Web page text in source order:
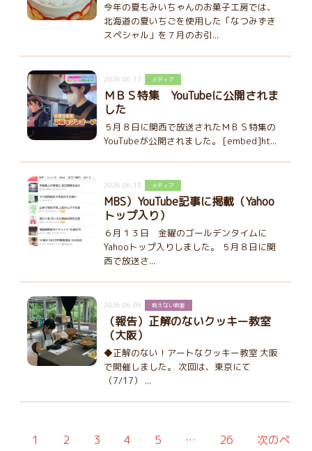
今年の夏もみいちゃんのお菓子工房では、
北海道の夏いちごを使用した「なつみずき
スペシャル」を７月のお引...
2026.06.17 メディア
ＭＢＳ特集 YouTubeに公開されま
した
５月８日に関西で放送されたＭＢＳ特集の
YouTubeが公開されました。 [embed]ht...
2026.06.13 メディア
MBS）YouTube記事に掲載（Yahoo
トップ入り）
６月１３日 金曜のゴールデンタイムに
Yahooトップ入りしました。 ５月８日に関
西で放送さ...
2026.06.08 教えない教室
（報告）正解のないクッキー教室
（大阪）
◆正解のない！アートなクッキー教室 大阪
で開催しました。 次回は、東京にて
（7/17） ...
1 2 3 4 5 … 26
次のペ